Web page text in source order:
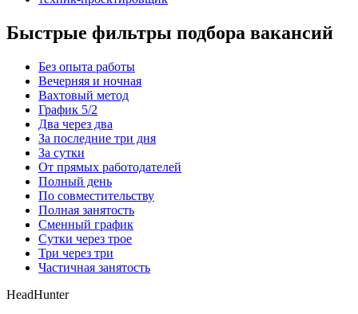
Быстрые фильтры подбора вакансий
Без опыта работы
Вечерняя и ночная
Вахтовый метод
График 5/2
Два через два
За последние три дня
За сутки
От прямых работодателей
Полный день
По совместительству
Полная занятость
Сменный график
Сутки через трое
Три через три
Частичная занятость
HeadHunter